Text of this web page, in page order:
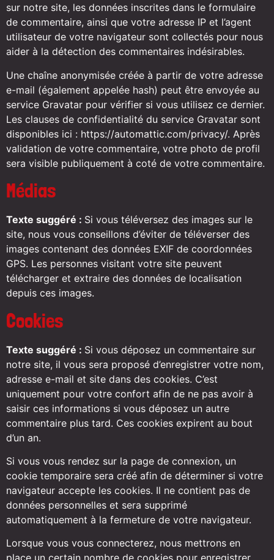
sur notre site, les données inscrites dans le formulaire
de commentaire, ainsi que votre adresse IP et l’agent
utilisateur de votre navigateur sont collectés pour nous
aider à la détection des commentaires indésirables.
Une chaîne anonymisée créée à partir de votre adresse
e-mail (également appelée hash) peut être envoyée au
service Gravatar pour vérifier si vous utilisez ce dernier.
Les clauses de confidentialité du service Gravatar sont
disponibles ici : https://automattic.com/privacy/. Après
validation de votre commentaire, votre photo de profil
sera visible publiquement à coté de votre commentaire.
Médias
Texte suggéré : Si vous téléversez des images sur le
site, nous vous conseillons d’éviter de téléverser des
images contenant des données EXIF de coordonnées
GPS. Les personnes visitant votre site peuvent
télécharger et extraire des données de localisation
depuis ces images.
Cookies
Texte suggéré : Si vous déposez un commentaire sur
notre site, il vous sera proposé d’enregistrer votre nom,
adresse e-mail et site dans des cookies. C’est
uniquement pour votre confort afin de ne pas avoir à
saisir ces informations si vous déposez un autre
commentaire plus tard. Ces cookies expirent au bout
d’un an.
Si vous vous rendez sur la page de connexion, un
cookie temporaire sera créé afin de déterminer si votre
navigateur accepte les cookies. Il ne contient pas de
données personnelles et sera supprimé
automatiquement à la fermeture de votre navigateur.
Lorsque vous vous connecterez, nous mettrons en